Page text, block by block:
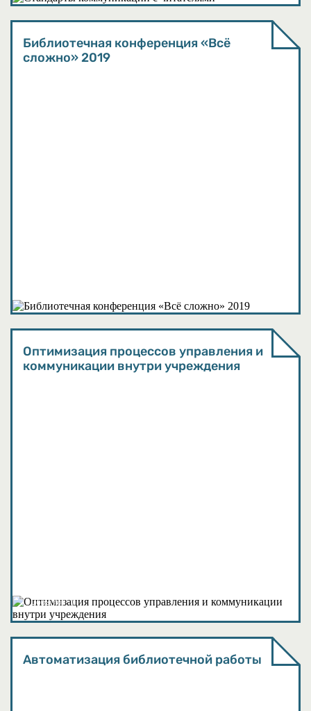
Библиотечная конференция «Всё
сложно» 2019
Оптимизация процессов управления и
коммуникации внутри учреждения
События
Автоматизация библиотечной работы